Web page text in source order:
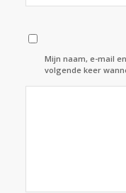
Mijn naam, e-mail
volgende keer